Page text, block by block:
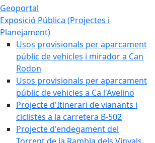
Geoportal
Exposició Pública (Projectes i
Planejament)
Usos provisionals per aparcament
públic de vehicles i mirador a Can
Rodon
Usos provisionals per aparcament
públic de vehicles a Ca l'Avelino
Projecte d'Itinerari de vianants i
ciclistes a la carretera B-502
Projecte d'endegament del